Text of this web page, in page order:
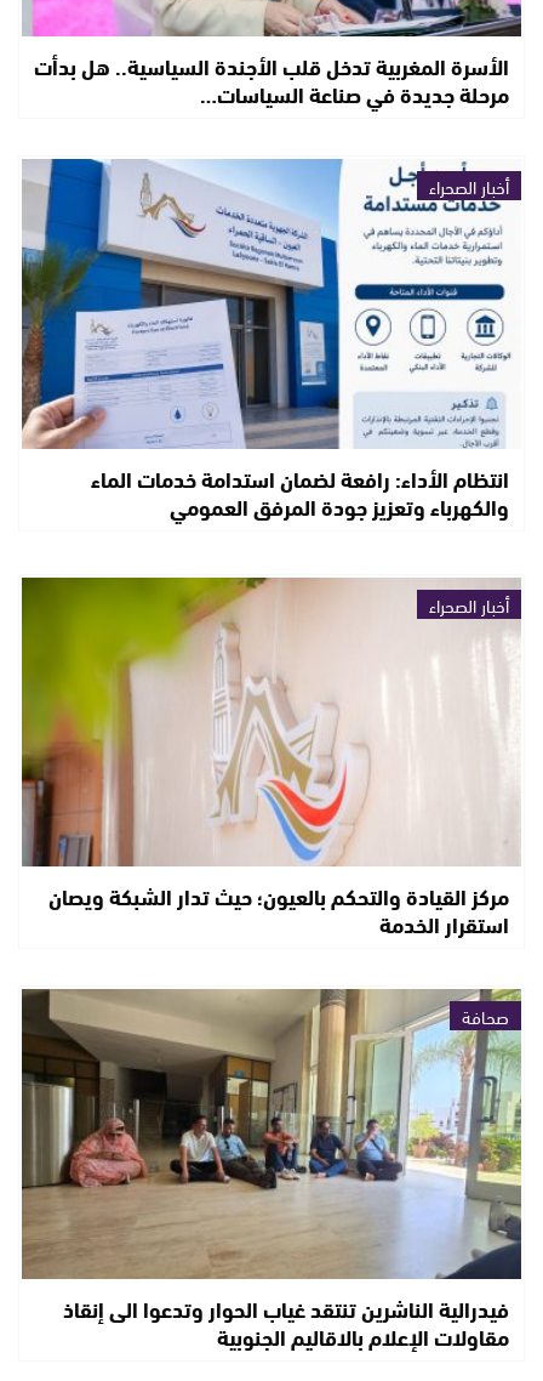
الأسرة المغربية تدخل قلب الأجندة السياسية.. هل بدأت
مرحلة جديدة في صناعة السياسات…
أخبار الصحراء
انتظام الأداء: رافعة لضمان استدامة خدمات الماء
والكهرباء وتعزيز جودة المرفق العمومي
أخبار الصحراء
مركز القيادة والتحكم بالعيون؛ حيث تدار الشبكة ويصان
استقرار الخدمة
صحافة
فيدرالية الناشرين تنتقد غياب الحوار وتدعوا الى إنقاذ
مقاولات الإعلام بالاقاليم الجنوبية